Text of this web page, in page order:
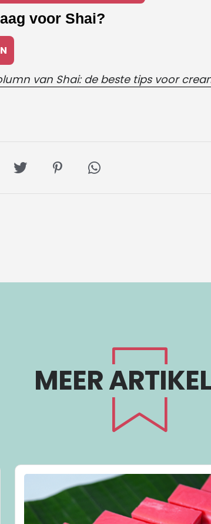
voor Shai?
van Shai: de beste tips voor
MEER